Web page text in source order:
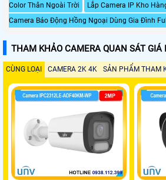
Color Thân Ngoài Trời
Lắp Camera IP Kho
Camera Báo Động Hồng Ngoại Dùng Gia Đình
THAM KHẢO CAMERA QUAN SÁT GIÁ
CÙNG LOẠI CAMERA 2K 4K SẢN PHẨM THAM